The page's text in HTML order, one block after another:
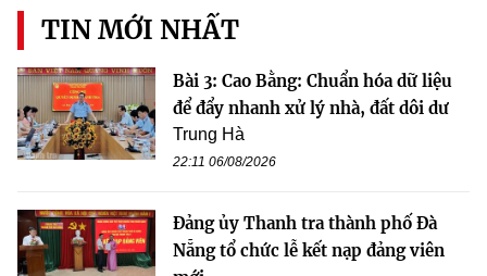
TIN MỚI NHẤT
Bài 3: Cao Bằng: Chuẩn hóa dữ liệu
để đẩy nhanh xử lý nhà, đất dôi dư
Trung Hà
22:11 06/08/2026
Đảng ủy Thanh tra thành phố Đà
Nẵng tổ chức lễ kết nạp đảng viên